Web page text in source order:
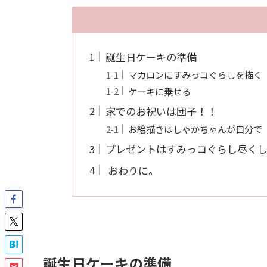
誕生日ケーキの準備
マカロンにすみっコぐらしを描く
ケーキに乗せる
家でのお祝いは団子！！
お絵描きはしゃかちゃんが自分で
プレゼントはすみっコぐらし尽くし
おわりに。